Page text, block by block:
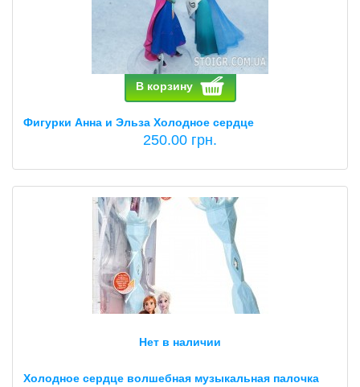
В корзину
Фигурки Анна и Эльза Холодное сердце
250.00 грн.
Нет в наличии
Холодное сердце волшебная музыкальная палочка